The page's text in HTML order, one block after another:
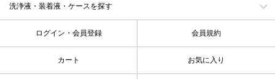
洗浄液・装着液・ケースを探す
ログイン・会員登録 会員規約
カート お気に入り